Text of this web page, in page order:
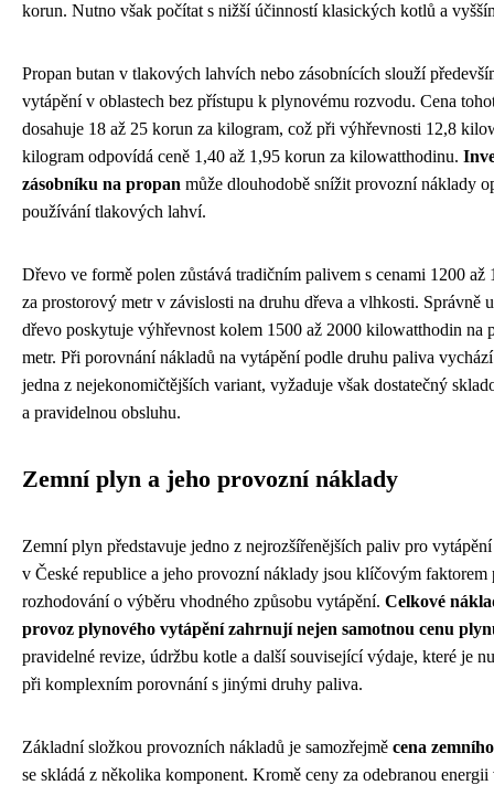
korun. Nutno však počítat s nižší účinností klasických kotlů a
Propan butan v tlakových lahvích nebo zásobnících slouží
vytápění v oblastech bez přístupu k plynovému rozvodu. Cena
dosahuje 18 až 25 korun za kilogram, což při výhřevnosti 12,8
kilogram odpovídá ceně 1,40 až 1,95 korun za kilowatthodinu.
zásobníku na propan může dlouhodobě snížit provozní náklady
používání tlakových lahví.
Dřevo ve formě polen zůstává tradičním palivem s cenami 1200 až
za prostorový metr v závislosti na druhu dřeva a vlhkosti. Správně
dřevo poskytuje výhřevnost kolem 1500 až 2000 kilowatthodin na
metr. Při porovnání nákladů na vytápění podle druhu paliva
jedna z nejekonomičtějších variant, vyžaduje však dostatečný
a pravidelnou obsluhu.
Zemní plyn a jeho provozní náklady
Zemní plyn představuje jedno z nejrozšířenějších paliv pro
v České republice a jeho provozní náklady jsou klíčovým faktorem
rozhodování o výběru vhodného způsobu vytápění. Celkové
provoz plynového vytápění zahrnují nejen samotnou cenu
pravidelné revize, údržbu kotle a další související výdaje, které je
při komplexním porovnání s jinými druhy paliva.
Základní složkou provozních nákladů je samozřejmě cena
se skládá z několika komponent. Kromě ceny za odebranou energii